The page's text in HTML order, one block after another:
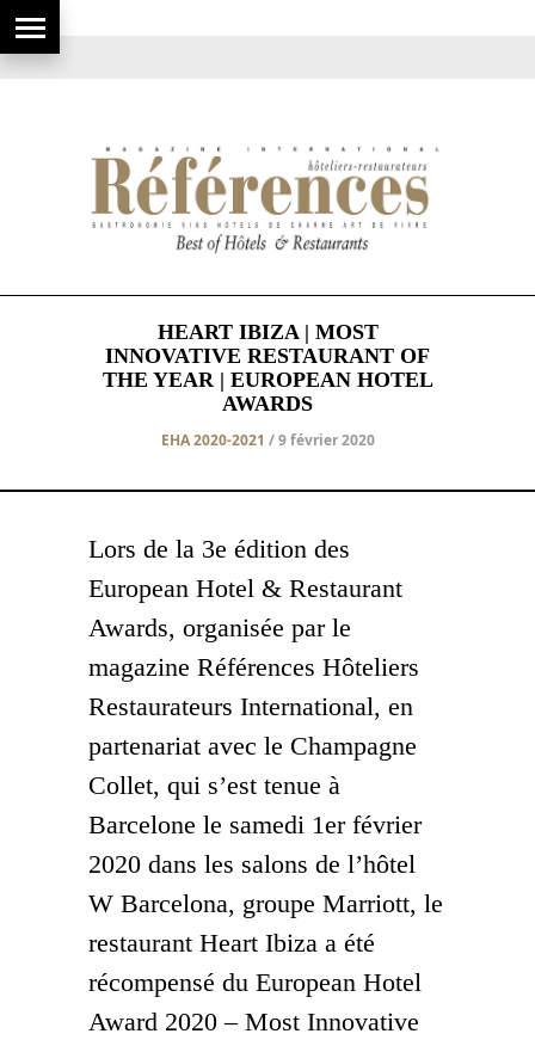
HEART IBIZA | MOST
INNOVATIVE RESTAURANT OF
THE YEAR | EUROPEAN HOTEL
AWARDS
EHA 2020-2021 / 9 février 2020
Lors de la 3e édition des
European Hotel & Restaurant
Awards, organisée par le
magazine Références Hôteliers
Restaurateurs International, en
partenariat avec le Champagne
Collet, qui s’est tenue à
Barcelone le samedi 1er février
2020 dans les salons de l’hôtel
W Barcelona, groupe Marriott, le
restaurant Heart Ibiza a été
récompensé du European Hotel
Award 2020 – Most Innovative